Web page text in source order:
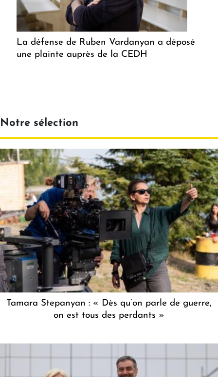
La défense de Ruben Vardanyan a déposé
une plainte auprès de la CEDH
Notre sélection
Tamara Stepanyan : « Dès qu’on parle de guerre,
on est tous des perdants »